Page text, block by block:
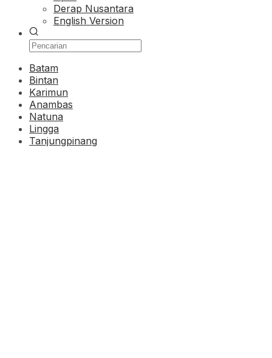
Derap Nusantara
English Version
Batam
Bintan
Karimun
Anambas
Natuna
Lingga
Tanjungpinang